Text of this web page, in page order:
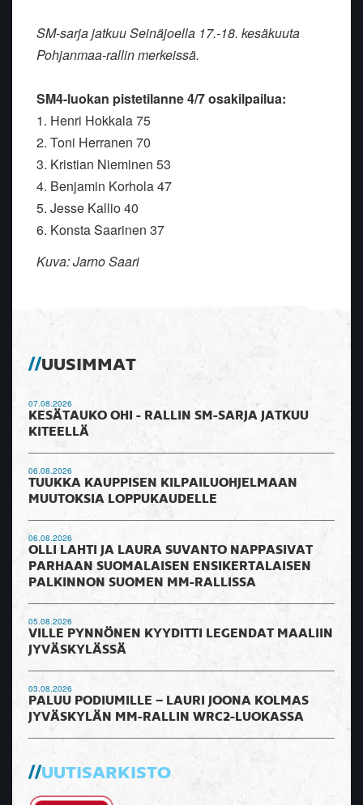
SM-sarja jatkuu Seinäjoella 17.-18. kesäkuuta
Pohjanmaa-rallin merkeissä.
SM4-luokan pistetilanne 4/7 osakilpailua:
1. Henri Hokkala 75
2. Toni Herranen 70
3. Kristian Nieminen 53
4. Benjamin Korhola 47
5. Jesse Kallio 40
6. Konsta Saarinen 37
Kuva: Jarno Saari
UUSIMMAT
07.08.2026
KESÄTAUKO OHI - RALLIN SM-SARJA JATKUU
KITEELLÄ
06.08.2026
TUUKKA KAUPPISEN KILPAILUOHJELMAAN
MUUTOKSIA LOPPUKAUDELLE
06.08.2026
OLLI LAHTI JA LAURA SUVANTO NAPPASIVAT
PARHAAN SUOMALAISEN ENSIKERTALAISEN
PALKINNON SUOMEN MM-RALLISSA
05.08.2026
VILLE PYNNÖNEN KYYDITTI LEGENDAT MAALIIN
JYVÄSKYLÄSSÄ
03.08.2026
PALUU PODIUMILLE – LAURI JOONA KOLMAS
JYVÄSKYLÄN MM-RALLIN WRC2-LUOKASSA
UUTISARKISTO